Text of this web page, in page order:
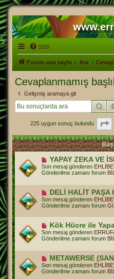
SSS
Forum ana sayfa Ara
Cevaplanmamış
Gelişmiş aramaya git
225 uygun sonuç bulundu 1
Y
n
i
e
s
a
j
YAPAY ZEKA VE
Son mesaj gönderen
Gönderilme zamanı forum
Y
e
n
i
e
s
a
j
DELİ HALİT PAŞA
Son mesaj gönderen
Gönderilme zamanı forum
Y
e
n
i
e
s
a
j
Kök Hücre ile
Son mesaj gönderen
Gönderilme zamanı forum
Y
e
n
i
METAWERSE
Son mesaj gönderen
Gönderilme zamanı forum